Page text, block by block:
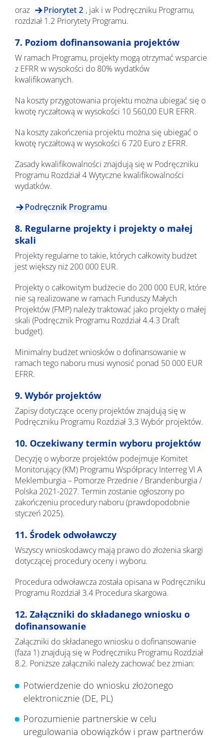
oraz Priorytet 2 , jak i w Podręczniku Programu,
rozdział 1.2 Priorytety Programu.
7. Poziom dofinansowania projektów
W ramach Programu, projekty mogą otrzymać wsparcie
z EFRR w wysokości do 80% wydatków
kwalifikowanych.
Na koszty przygotowania projektu można ubiegać się o
kwotę ryczałtową w wysokości 10 560,00 EUR EFRR.
Na koszty zakończenia projektu można się ubiegać o
kwotę ryczałtową w wysokości 6 720 Euro z EFRR.
Zasady kwalifikowalności znajdują się w Podręczniku
Programu Rozdział 4 Wytyczne kwalifikowalności
wydatków.
Podręcznik Programu
8. Regularne projekty i projekty o małej
skali
Projekty regularne to takie, których całkowity budżet
jest większy niż 200 000 EUR.
Projekty o całkowitym budżecie do 200 000 EUR, które
nie są realizowane w ramach Funduszy Małych
Projektów (FMP) należy traktować jako projekty o małej
skali (Podręcznik Programu Rozdział 4.4.3 Draft
budget).
Minimalny budżet wniosków o dofinansowanie w
ramach tego naboru musi wynosić ponad 50 000 EUR
EFRR.
9. Wybór projektów
Zapisy dotyczące oceny projektów znajdują się w
Podręczniku Programu Rozdział 3.3 Wybór projektów.
10. Oczekiwany termin wyboru projektów
Decyzję o wyborze projektów podejmuje Komitet
Monitorujący (KM) Programu Współpracy Interreg VI A
Meklemburgia – Pomorze Przednie / Brandenburgia /
Polska 2021-2027. Termin zostanie ogłoszony po
zakończeniu procedury naboru (prawdopodobnie
styczeń 2025).
11. Środek odwoławczy
Wszyscy wnioskodawcy mają prawo do złożenia skargi
dotyczącej procedury oceny i wyboru.
Procedura odwoławcza została opisana w Podręczniku
Programu Rozdział 3.4 Procedura skargowa.
12. Załączniki do składanego wniosku o
dofinansowanie
Załączniki do składanego wniosku o dofinansowanie
(faza 1) znajdują się w Podręczniku Programu Rozdział
8.2. Poniższe załączniki należy zachować bez zmian:
Potwierdzenie do wniosku złożonego
elektronicznie (DE, PL)
Porozumienie partnerskie w celu
uregulowania obowiązków i praw partnerów